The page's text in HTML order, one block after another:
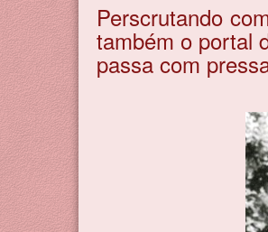
Perscrutando
também o portal
passa com